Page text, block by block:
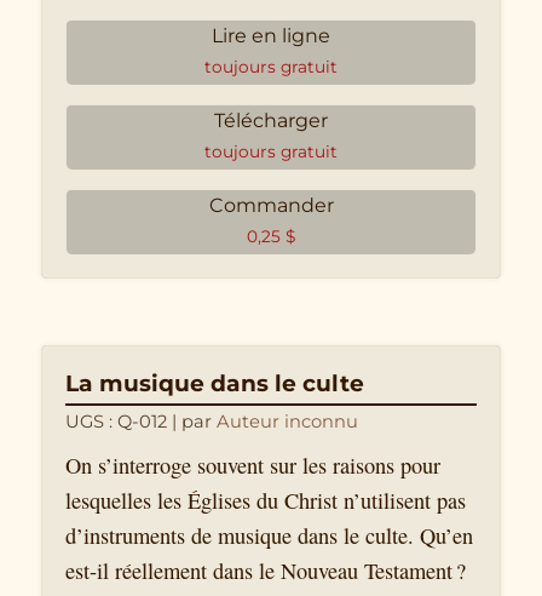
Lire en ligne
toujours gratuit
Télécharger
toujours gratuit
Commander
0,25 $
La musique dans le culte
UGS : Q-012 | parAuteur inconnu
On s’interroge souvent sur les raisons pour
lesquelles les Églises du Christ n’utilisent pas
d’instruments de musique dans le culte. Qu’en
est-il réellement dans le Nouveau Testament ?